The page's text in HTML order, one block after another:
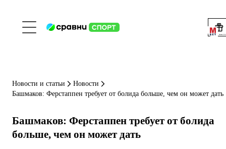
Новости и статьи
Новости
Башмаков: Ферстаппен требует от болида больше, чем он может дать
Башмаков: Ферстаппен требует от болида
больше, чем он может дать